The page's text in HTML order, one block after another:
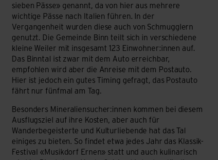
sieben Pässe» genannt, da von hier aus mehrere
wichtige Pässe nach Italien führen. In der
Vergangenheit wurden diese auch von Schmugglern
genutzt. Die Gemeinde Binn teilt sich in verschiedene
kleine Weiler mit insgesamt 123 Einwohner:innen auf.
Das Binntal ist zwar mit dem Auto erreichbar,
empfohlen wird aber die Anreise mit dem Postauto.
Hier ist jedoch ein gutes Timing gefragt, das Postauto
fährt nur fünfmal am Tag.
Besonders Mineraliensucher:innen kommen bei diesem
Ausflugsziel auf ihre Kosten, aber auch für
Wanderbegeisterte und Kulturliebende hat das Tal
einiges zu bieten. So findet etwa jedes Jahr das Klassik-
Festival «Musikdorf Ernen» statt und auch kulinarisch